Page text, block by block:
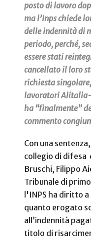
posto di lavoro
ma l’Inps chiede
delle indennità di
periodo, perché,
essere stati
cancellato il loro
richiesta
lavoratori Alitalia-
ha “finalmente”
commento
Con una
collegio di difesa
Bruschi, Filippo
Tribunale di
l'INPS ha diritto
quanto erogato
all’indennità
titolo di